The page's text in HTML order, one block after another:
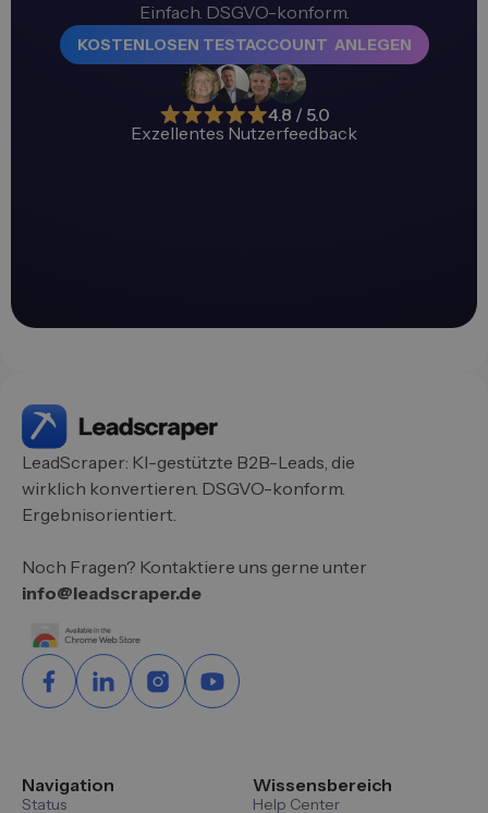
Einfach. DSGVO-konform.
KOSTENLOSEN TESTACCOUNT ANLEGEN
4.8 / 5.0
Exzellentes Nutzerfeedback
LeadScraper: KI-gestützte B2B-Leads, die
wirklich konvertieren. DSGVO-konform.
Ergebnisorientiert.
Noch Fragen? Kontaktiere uns gerne unter
info@leadscraper.de
Navigation
Status
Wissensbereich
Help Center